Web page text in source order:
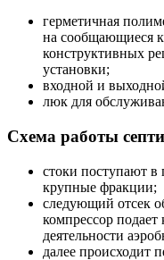
герметичная
на сообщающиеся
конструктивных
установки;
входной и
люк для
Схема работы
стоки поступают в
крупные фракции;
следующий отсек
компрессор
деятельности
далее происходит